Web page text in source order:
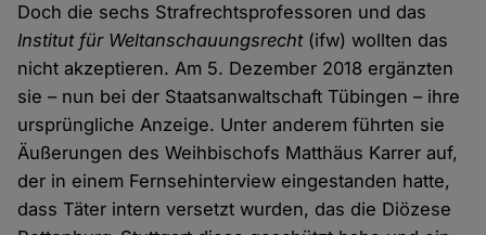
Doch die sechs Strafrechtsprofessoren und das
Institut für Weltanschauungsrecht(ifw) wollten das
nicht akzeptieren. Am 5. Dezember 2018 ergänzten
sie – nun bei der Staatsanwaltschaft Tübingen – ihre
ursprüngliche Anzeige. Unter anderem führten sie
Äußerungen des Weihbischofs Matthäus Karrer auf,
der in einem Fernsehinterview eingestanden hatte,
dass Täter intern versetzt wurden, das die Diözese